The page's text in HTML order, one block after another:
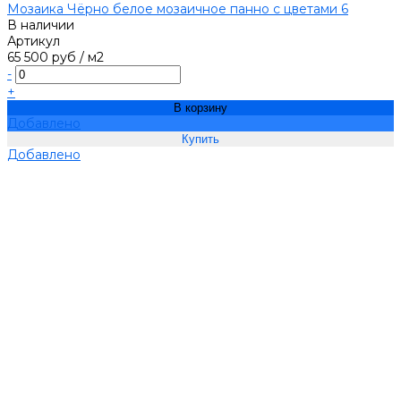
Мозаика Чёрно белое мозаичное панно с цветами 6
В наличии
Артикул
65 500 руб / м2
-
+
В корзину
Добавлено
Добавлено